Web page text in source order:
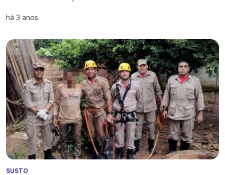
há 3 anos
SUSTO